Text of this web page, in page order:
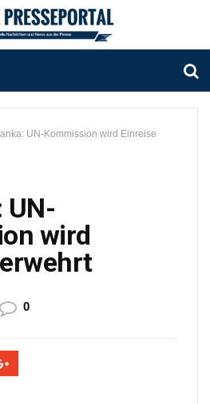
UN-Kommission wird Einreise
UN-
wird
0